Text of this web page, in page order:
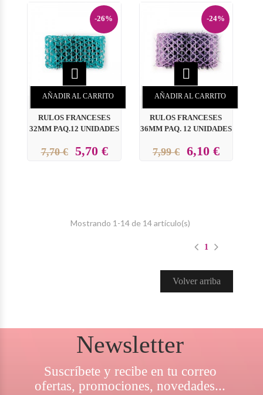
-26%

AÑADIR AL CARRITO
RULOS FRANCESES
32MM PAQ.12 UNIDADES
7,70 € 5,70 €
-24%

AÑADIR AL CARRITO
RULOS FRANCESES
36MM PAQ. 12 UNIDADES
7,99 € 6,10 €
Mostrando 1-14 de 14 artículo(s)
1
Volver arriba
Newsletter
Suscríbete y recibe en tu correo
ofertas, promociones, novedades...